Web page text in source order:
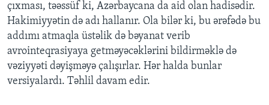
çıxması, təəssüf ki, Azərbaycana da aid olan hadisədir.
Hakimiyyətin də adı hallanır. Ola bilər ki, bu ərəfədə bu
addımı atmaqla üstəlik də bəyanat verib
avrointeqrasiyaya getməyəcəklərini bildirməklə də
vəziyyəti dəyişməyə çalışırlar. Hər halda bunlar
versiyalardı. Təhlil davam edir.